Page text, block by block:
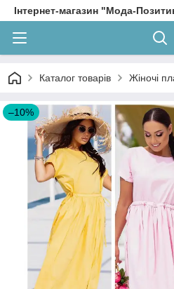
Інтернет-магазин "Мода-
Каталог товарів Жіночі
–10%